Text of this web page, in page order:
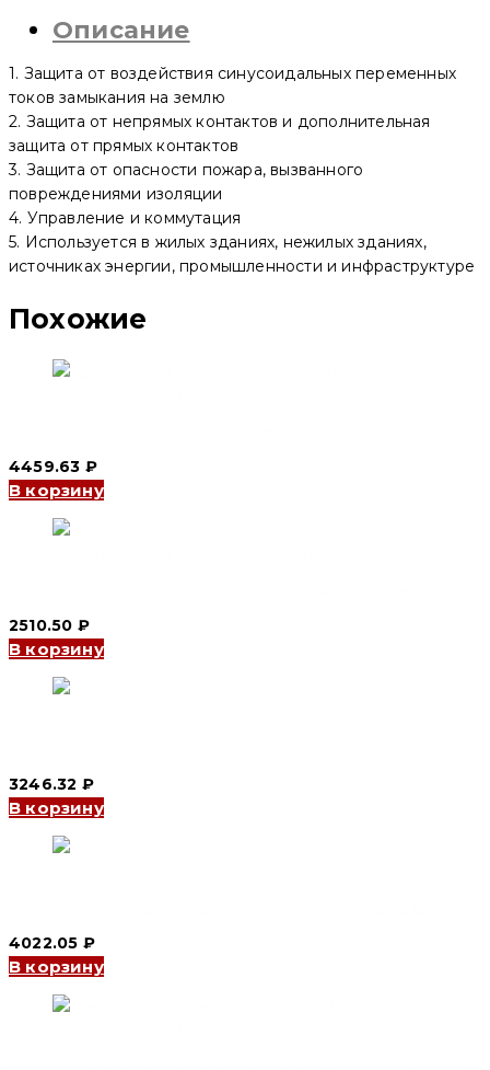
1P+N,
40
30
mA,
10
kA,
AC
(CNC
Electric)
Описание
1. Защита от воздействия синусоидальных переменных
токов замыкания на землю
2. Защита от непрямых контактов и дополнительная
защита от прямых контактов
3. Защита от опасности пожара, вызванного
повреждениями изоляции
4. Управление и коммутация
5. Используется в жилых зданиях, нежилых зданиях,
источниках энергии, промышленности и инфраструктуре
Похожие
4459.63 ₽
В корзину
2510.50 ₽
В корзину
3246.32 ₽
В корзину
4022.05 ₽
В корзину